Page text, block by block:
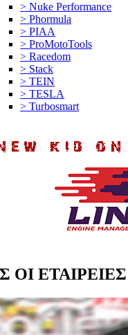
> Nuke Performance
> Phormula
> PIAA
> ProMotoTools
> Racedom
> Stack
> TEIN
> TESLA
> Turbosmart
ΟΙ ΕΤΑΙΡΕΙΕΣ